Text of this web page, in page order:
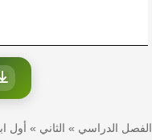
الفصل الدراسي » الثاني » أول